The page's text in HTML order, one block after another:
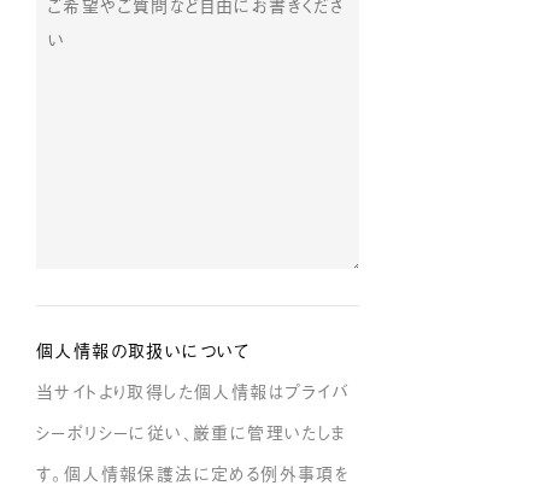
個人情報の取扱いについて
当サイトより取得した個人情報はプライバ
シーポリシーに従い、厳重に管理いたしま
す。個人情報保護法に定める例外事項を